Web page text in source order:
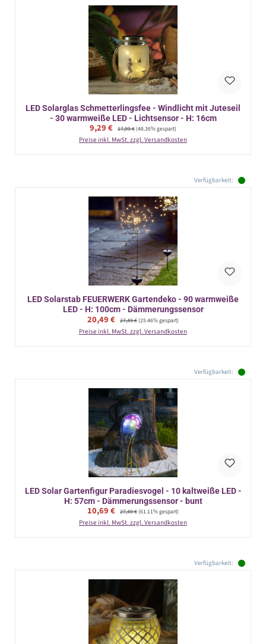
LED Solarglas Schmetterlingsfee - Windlicht mit Juteseil
- 30 warmweiße LED - Lichtsensor - H: 16cm
Verkaufspreis:
9,29 € Regulärer Preis:
17,99 €(48.36% gespart)
Preise inkl. MwSt. zzgl. Versandkosten
Verfügbarkeit:
LED Solarstab FEUERWERK Gartendeko - 90 warmweiße
LED - H: 100cm - Dämmerungssensor
Verkaufspreis:
20,49 € Regulärer Preis:
27,49 €(25.46% gespart)
Preise inkl. MwSt. zzgl. Versandkosten
Verfügbarkeit:
LED Solar Gartenfigur Paradiesvogel - 10 kaltweiße LED -
H: 57cm - Dämmerungssensor - bunt
Verkaufspreis:
10,69 € Regulärer Preis:
27,49 €(61.11% gespart)
Preise inkl. MwSt. zzgl. Versandkosten
Verfügbarkeit: